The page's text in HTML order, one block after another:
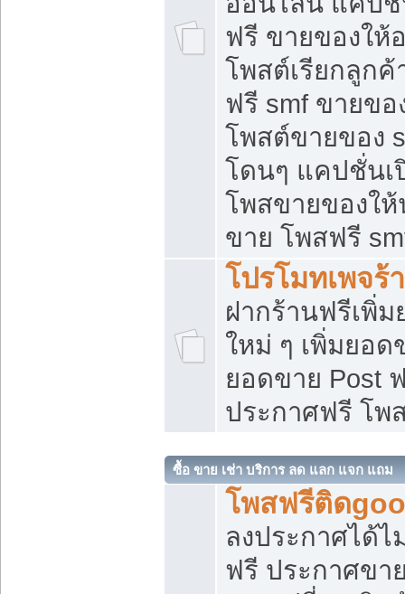
ฟรี ขายของให้
โพสต์เรียกลูกค้
ฟรี smf ขายขอ
โพสต์ขายของ
โดนๆ แคปชั่นเ
โพสขายของใ
ขาย โพสฟรี
โปรโมทเพจร้
ฝากร้านฟรีเพิ่
ใหม่ ๆ เพิ่มยอด
ยอดขาย Post
ประกาศฟรี โพ
ซื้อ ขาย เช่า บริการ ลด แลก แจก แถม
โพสฟรีติด
ลงประกาศได้
ฟรี ประกาศข